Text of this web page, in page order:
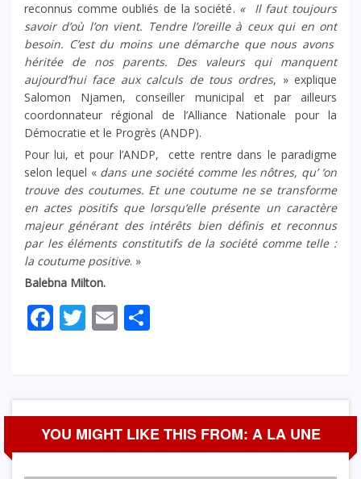
reconnus comme oubliés de la société. « Il faut toujours
savoir d’où l’on vient. Tendre l’oreille à ceux qui en ont
besoin. C’est du moins une démarche que nous avons
héritée de nos parents. Des valeurs qui manquent
aujourd’hui face aux calculs de tous ordres, » explique
Salomon Njamen, conseiller municipal et par ailleurs
coordonnateur régional de l’Alliance Nationale pour la
Démocratie et le Progrès (ANDP).
Pour lui, et pour l’ANDP, cette rentre dans le paradigme
selon lequel « dans une société comme les nôtres, qu’ ‘on
trouve des coutumes. Et une coutume ne se transforme
en actes positifs que lorsqu‘elle présente un caractère
majeur générant des intérêts bien définis et reconnus
par les éléments constitutifs de la société comme telle :
la coutume positive. »
Balebna Milton.
Facebook
Twitter
Email
YOU MIGHT LIKE THIS FROM: A LA UNE